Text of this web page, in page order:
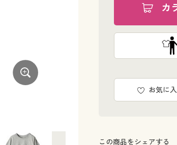
カ
お気に
この商品をシェアする